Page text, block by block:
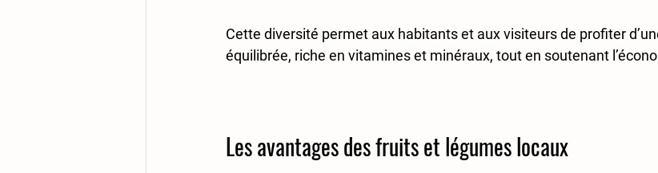
Cette diversité permet aux habitants et aux visiteurs de profiter
équilibrée, riche en vitamines et minéraux, tout en soutenant
Les avantages des fruits et légumes locaux